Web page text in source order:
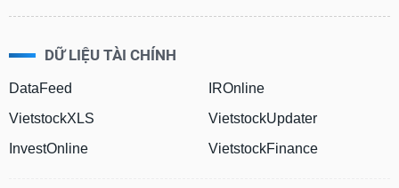
DỮ LIỆU TÀI CHÍNH
DataFeed
VietstockXLS
InvestOnline
IROnline
VietstockUpdater
VietstockFinance